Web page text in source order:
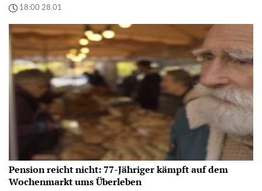
18:00 28.01
Pension reicht nicht: 77-Jähriger kämpft auf dem
Wochenmarkt ums Überleben